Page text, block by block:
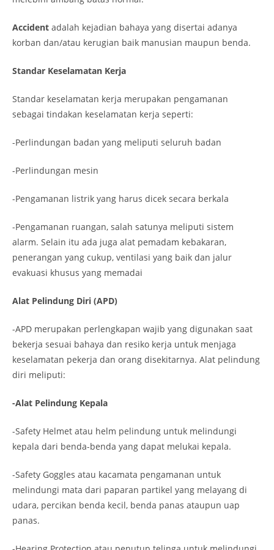
Accident adalah kejadian bahaya yang disertai adanya
korban dan/atau kerugian baik manusian maupun benda.
Standar Keselamatan Kerja
Standar keselamatan kerja merupakan pengamanan
sebagai tindakan keselamatan kerja seperti:
-Perlindungan badan yang meliputi seluruh badan
-Perlindungan mesin
-Pengamanan listrik yang harus dicek secara berkala
-Pengamanan ruangan, salah satunya meliputi sistem
alarm. Selain itu ada juga alat pemadam kebakaran,
penerangan yang cukup, ventilasi yang baik dan jalur
evakuasi khusus yang memadai
Alat Pelindung Diri (APD)
-APD merupakan perlengkapan wajib yang digunakan saat
bekerja sesuai bahaya dan resiko kerja untuk menjaga
keselamatan pekerja dan orang disekitarnya. Alat pelindung
diri meliputi:
-Alat Pelindung Kepala
-Safety Helmet atau helm pelindung untuk melindungi
kepala dari benda-benda yang dapat melukai kepala.
-Safety Goggles atau kacamata pengamanan untuk
melindungi mata dari paparan partikel yang melayang di
udara, percikan benda kecil, benda panas ataupun uap
panas.